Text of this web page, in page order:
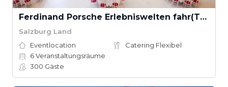
Ferdinand Porsche Erlebniswelten fahr(T)raum
Salzburg Land
Eventlocation
Catering Flexibel
6Veranstaltungsräume
300 Gäste